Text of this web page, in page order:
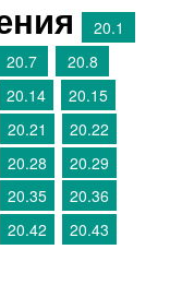
20.1
20.7
20.8
20.14
20.15
20.21
20.22
20.28
20.29
20.35
20.36
20.42
20.43